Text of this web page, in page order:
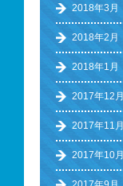
2018年3月
2018年2月
2018年1月
2017年12月
2017年11月
2017年10月